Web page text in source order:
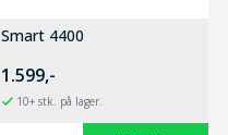
Smart 4400
1.599,-
10+ stk. på lager.